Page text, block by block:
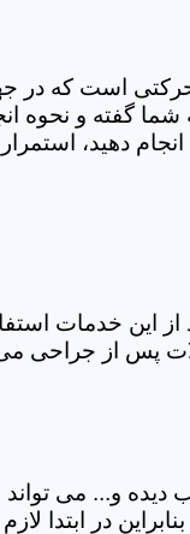
حرکتی است که
گفته و نحوه
دهید،
خدمات
از جراحی می
دیده و... می
در